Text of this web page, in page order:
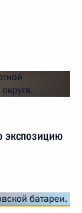
экспозицию